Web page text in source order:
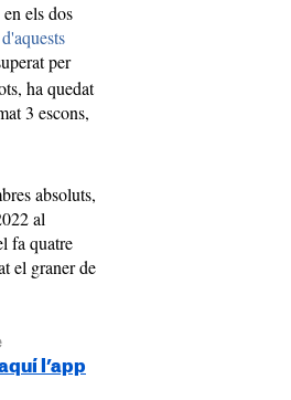
els dos
per
ha quedat
3 escons,
absoluts,
al
fa quatre
el graner de
l’app